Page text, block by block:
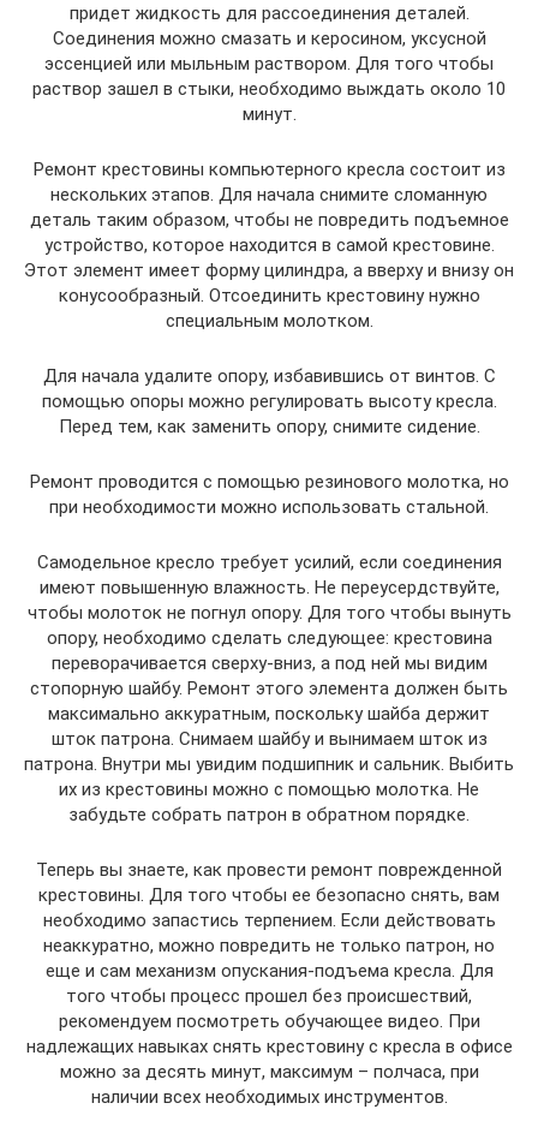
придет жидкость для рассоединения деталей.
Соединения можно смазать и керосином, уксусной
эссенцией или мыльным раствором. Для того чтобы
раствор зашел в стыки, необходимо выждать около 10
минут.
Ремонт крестовины компьютерного кресла состоит из
нескольких этапов. Для начала снимите сломанную
деталь таким образом, чтобы не повредить подъемное
устройство, которое находится в самой крестовине.
Этот элемент имеет форму цилиндра, а вверху и внизу он
конусообразный. Отсоединить крестовину нужно
специальным молотком.
Для начала удалите опору, избавившись от винтов. С
помощью опоры можно регулировать высоту кресла.
Перед тем, как заменить опору, снимите сидение.
Ремонт проводится с помощью резинового молотка, но
при необходимости можно использовать стальной.
Самодельное кресло требует усилий, если соединения
имеют повышенную влажность. Не переусердствуйте,
чтобы молоток не погнул опору. Для того чтобы вынуть
опору, необходимо сделать следующее: крестовина
переворачивается сверху-вниз, а под ней мы видим
стопорную шайбу. Ремонт этого элемента должен быть
максимально аккуратным, поскольку шайба держит
шток патрона. Снимаем шайбу и вынимаем шток из
патрона. Внутри мы увидим подшипник и сальник. Выбить
их из крестовины можно с помощью молотка. Не
забудьте собрать патрон в обратном порядке.
Теперь вы знаете, как провести ремонт поврежденной
крестовины. Для того чтобы ее безопасно снять, вам
необходимо запастись терпением. Если действовать
неаккуратно, можно повредить не только патрон, но
еще и сам механизм опускания-подъема кресла. Для
того чтобы процесс прошел без происшествий,
рекомендуем посмотреть обучающее видео. При
надлежащих навыках снять крестовину с кресла в офисе
можно за десять минут, максимум – полчаса, при
наличии всех необходимых инструментов.